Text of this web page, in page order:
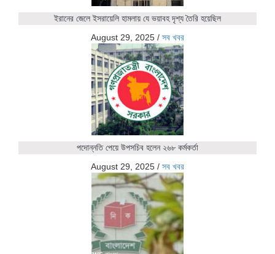
ইরানের জেলে ইসরায়েলি হামলায় যে ভয়াবহ দৃশ্য তৈরি হয়েছিল
August 29, 2025 / সব খবর
পদোন্নতি পেয়ে উপসচিব হলেন ২৬৮ কর্মকর্তা
August 29, 2025 / সব খবর